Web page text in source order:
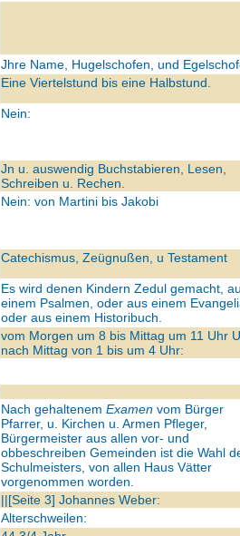
Jhre Name, Hugelschofen, und
Eine Viertelstund bis eine Halbstund.
Nein:
Jn u. auswendig Buchstabieren, Lesen,
Schreiben u. Rechen.
Nein: von Martini bis Jakobi
Catechismus, Zeügnußen, u Testament
Es wird denen Kindern Zedul gemacht,
einem Psalmen, oder aus einem
oder aus einem Historibuch.
vom Morgen um 8 bis Mittag um 11 Uhr
nach Mittag von 1 bis um 4 Uhr:
Nach gehaltenem Examen vom Bürger
Pfarrer, u. Kirchen u. Armen Pfleger,
Bürgermeister aus allen vor- und
obbeschreiben Gemeinden ist die Wahl
Schulmeisters, von allen Haus Vätter
vorgenommen worden.
||[Seite 3] Johannes Weber:
Alterschweilen: